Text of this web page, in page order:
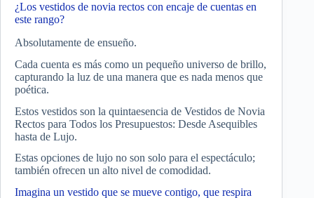
¿Los vestidos de novia rectos con encaje de cuentas en
este rango?
Absolutamente de ensueño.
Cada cuenta es más como un pequeño universo de brillo,
capturando la luz de una manera que es nada menos que
poética.
Estos vestidos son la quintaesencia de Vestidos de Novia
Rectos para Todos los Presupuestos: Desde Asequibles
hasta de Lujo.
Estas opciones de lujo no son solo para el espectáculo;
también ofrecen un alto nivel de comodidad.
Imagina un vestido que se mueve contigo, que respira